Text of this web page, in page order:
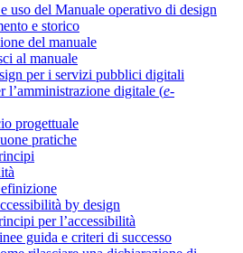
uso del Manuale operativo di design
e storico
del manuale
al manuale
per i servizi pubblici digitali
l’amministrazione digitale (e-
progettuale
pratiche
by design
per l’accessibilità
guida e criteri di successo